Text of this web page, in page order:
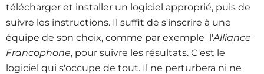
télécharger et installer un logiciel approprié, puis de
suivre les instructions. Il suffit de s'inscrire à une
équipe de son choix, comme par exemple l'Alliance
Francophone, pour suivre les résultats. C'est le
logiciel qui s'occupe de tout. Il ne perturbera ni ne